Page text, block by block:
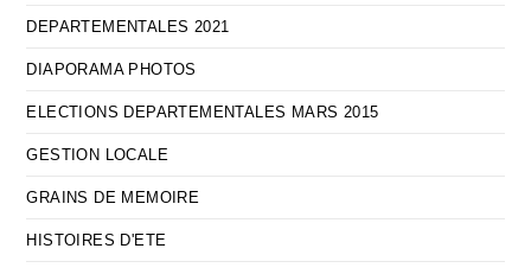
DEPARTEMENTALES 2021
DIAPORAMA PHOTOS
ELECTIONS DEPARTEMENTALES MARS 2015
GESTION LOCALE
GRAINS DE MEMOIRE
HISTOIRES D'ETE